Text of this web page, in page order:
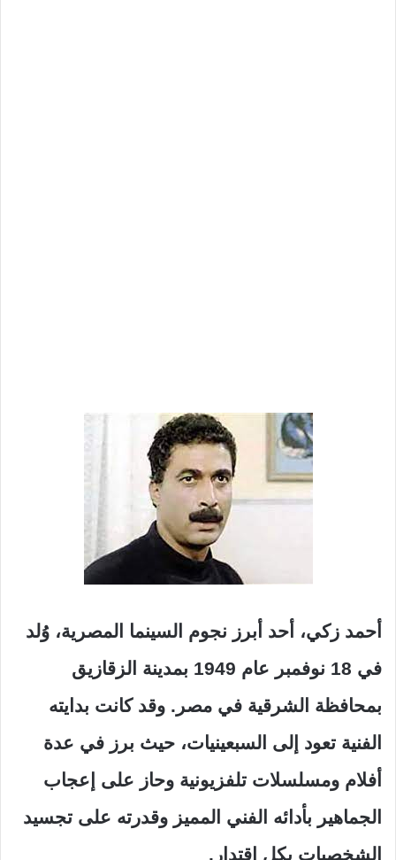
أحمد زكي، أحد أبرز نجوم السينما المصرية، وُلد
في 18 نوفمبر عام 1949 بمدينة الزقازيق
بمحافظة الشرقية في مصر. وقد كانت بدايته
الفنية تعود إلى السبعينيات، حيث برز في عدة
أفلام ومسلسلات تلفزيونية وحاز على إعجاب
الجماهير بأدائه الفني المميز وقدرته على تجسيد
الشخصيات بكل اقتدار.